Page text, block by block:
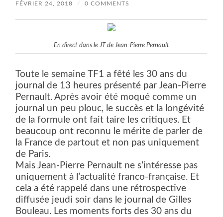
FÉVRIER 24, 2018 / 0 COMMENTS
En direct dans le JT de Jean-Pierre Pernault
Toute le semaine TF1 a fêté les 30 ans du
journal de 13 heures présenté par Jean-Pierre
Pernault. Après avoir été moqué comme un
journal un peu plouc, le succès et la longévité
de la formule ont fait taire les critiques. Et
beaucoup ont reconnu le mérite de parler de
la France de partout et non pas uniquement
de Paris.
Mais Jean-Pierre Pernault ne s’intéresse pas
uniquement à l’actualité franco-française. Et
cela a été rappelé dans une rétrospective
diffusée jeudi soir dans le journal de Gilles
Bouleau. Les moments forts des 30 ans du